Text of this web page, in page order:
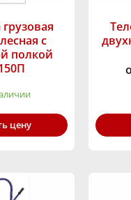
с
полкой
150
цену
кг: